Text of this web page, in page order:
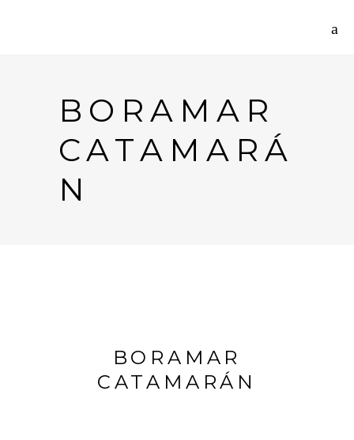
BORAMAR
CATAMARÁ
N
BORAMAR
CATAMARÁN